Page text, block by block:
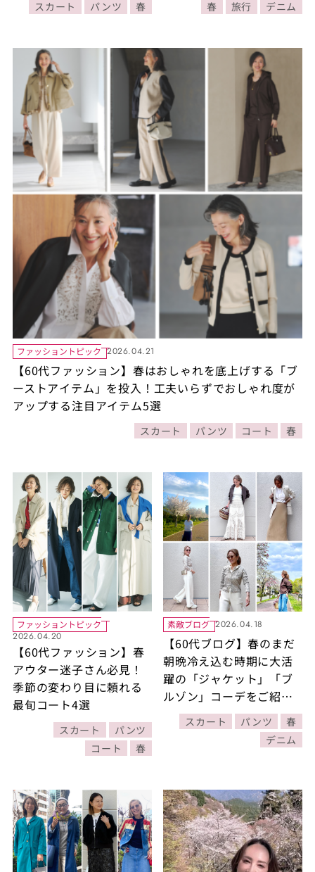
こなし6選
スカート パンツ 春 春 旅行 デニム
ファッショントピック 2026.04.21
【60代ファッション】春はおしゃれを底上げする「ブ
ーストアイテム」を投入！工夫いらずでおしゃれ度が
アップする注目アイテム5選
スカート パンツ コート 春
ファッショントピック
2026.04.20
【60代ファッション】春
アウター迷子さん必見！
季節の変わり目に頼れる
最旬コート4選
スカート
パンツ
コート
春
素敵ブログ 2026.04.18
【60代ブログ】春のまだ
朝晩冷え込む時期に大活
躍の「ジャケット」「ブ
ルゾン」コーデをご紹
介！スカート パンツ
春
デニム